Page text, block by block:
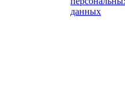
данных